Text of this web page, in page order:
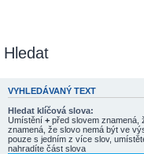
Hledat
VYHLEDÁVANÝ TEXT
Hledat klíčová slova:
Umístění + před slovem znamená,
znamená, že slovo nemá být ve
pouze s jedním z více slov,
nahradíte část slova